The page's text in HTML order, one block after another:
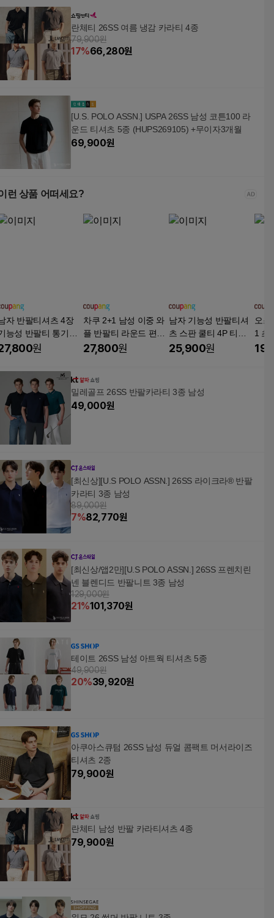
란체티 26SS 여름 냉감 카라티 4종
79,900원
17%66,280원
[U.S. POLO ASSN.] USPA 26SS 남성 코튼100 라
운드 티셔츠 5종 (HUPS269105) +무이자3개월
69,900원
런 상품 어떠세요?
자 반팔티셔츠 4장
능성 반팔티 통기성
팔 쿨링 운동 티셔츠
원
차쿠 2+1 남성 이중 와
플 반팔티 라운드 편한
기본 티셔츠
27,800원
남자 기능성 반팔티셔
츠 스판 쿨티 4P 티셔
츠 남녀공용 여름용 tan
25,900원
오스
1 초
운드
밀레골프 26SS 반팔카라티 3종 남성
49,000원
[최신상][U.S POLO ASSN.] 26SS 라이크라® 반팔
카라티 3종 남성
89,000원
7%82,770원
[최신상/앱2만][U.S POLO ASSN.] 26SS 프렌치린
넨 블렌디드 반팔니트 3종 남성
129,000원
21%101,370원
테이트 26SS 남성 아트웍 티셔츠 5종
49,900원
20%39,920원
아쿠아스큐텀 26SS 남성 듀얼 콤팩트 머서라이즈
티셔츠 2종
79,900원
란체티 남성 반팔 카라티셔츠 4종
79,900원